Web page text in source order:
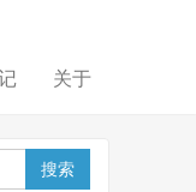
关于